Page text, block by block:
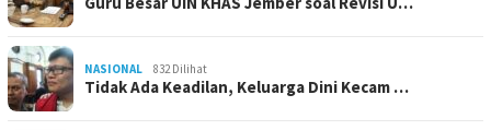
NASIONAL 832 Dilihat
Tidak Ada Keadilan, Keluarga Dini Kecam …